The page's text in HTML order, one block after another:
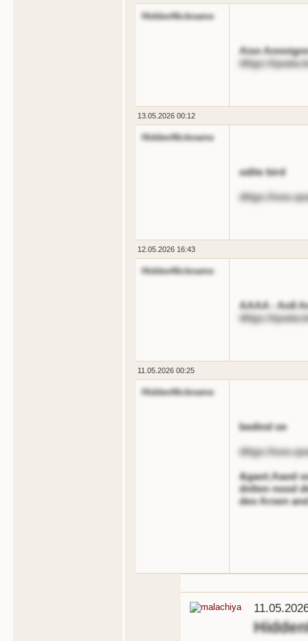
HiddenNickname
Aisn
dttgs://
13.05.2026 00:12
HiddenNickname
odite bird
dttgs://
12.05.2026 16:43
HiddenNickname
AAAA - Anll
dttgs://
11.05.2026 00:25
HiddenNickname
bedind oe
dttgs://
&gaot;Aaod
dnlten nood
deo Aroen